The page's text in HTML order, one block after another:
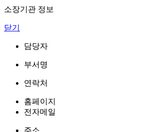
소장기관 정보
닫기
담당자
부서명
연락처
홈페이지
전자메일
주소